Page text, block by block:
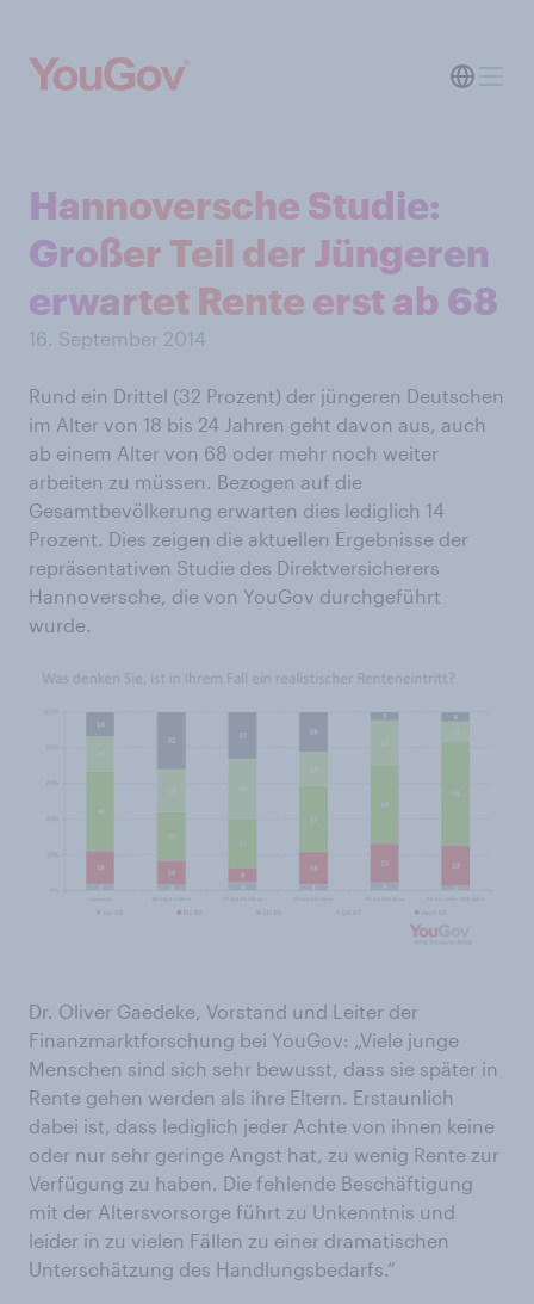
Hannoversche Studie:
Großer Teil der Jüngeren
erwartet Rente erst ab 68
16. September 2014
Rund ein Drittel (32 Prozent) der jüngeren Deutschen
im Alter von 18 bis 24 Jahren geht davon aus, auch
ab einem Alter von 68 oder mehr noch weiter
arbeiten zu müssen. Bezogen auf die
Gesamtbevölkerung erwarten dies lediglich 14
Prozent. Dies zeigen die aktuellen Ergebnisse der
repräsentativen Studie des Direktversicherers
Hannoversche, die von YouGov durchgeführt
wurde.
Dr. Oliver Gaedeke, Vorstand und Leiter der
Finanzmarktforschung bei YouGov: „Viele junge
Menschen sind sich sehr bewusst, dass sie später in
Rente gehen werden als ihre Eltern. Erstaunlich
dabei ist, dass lediglich jeder Achte von ihnen keine
oder nur sehr geringe Angst hat, zu wenig Rente zur
Verfügung zu haben. Die fehlende Beschäftigung
mit der Altersvorsorge führt zu Unkenntnis und
leider in zu vielen Fällen zu einer dramatischen
Unterschätzung des Handlungsbedarfs.“